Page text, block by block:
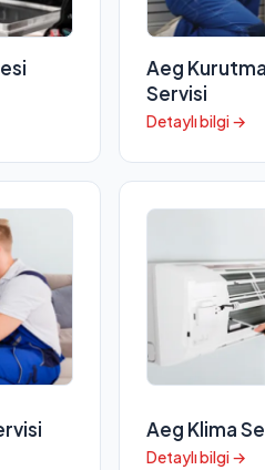
Aeg
Servisi
Detaylı bilgi →
Aeg Klima
Detaylı bilgi →